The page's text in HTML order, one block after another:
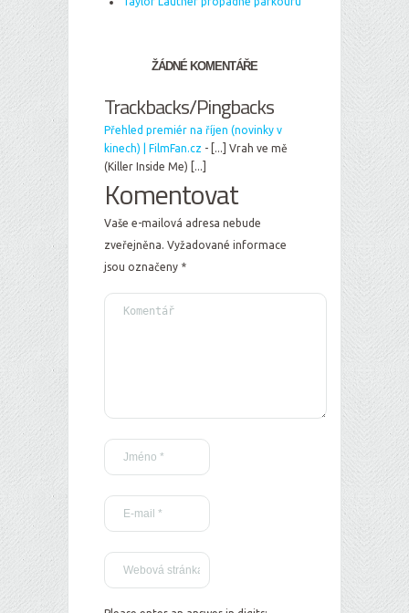
ŽÁDNÉ KOMENTÁŘE
Trackbacks/Pingbacks
Přehled premiér na říjen (novinky v
kinech) | FilmFan.cz - [...] Vrah ve mě
(Killer Inside Me) [...]
Komentovat
Vaše e-mailová adresa nebude
zveřejněna. Vyžadované informace
jsou označeny *